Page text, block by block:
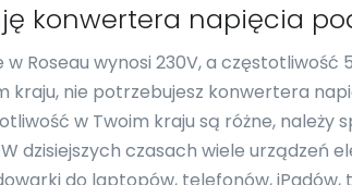
konwertera napięcia
Roseau wynosi 230V, a częstotliwość
kraju, nie potrzebujesz konwertera
w Twoim kraju są różne, należy
dzisiejszych czasach wiele urządzeń